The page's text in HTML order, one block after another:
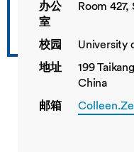
办公
室
Room
校园
University
地址
199
China
邮箱